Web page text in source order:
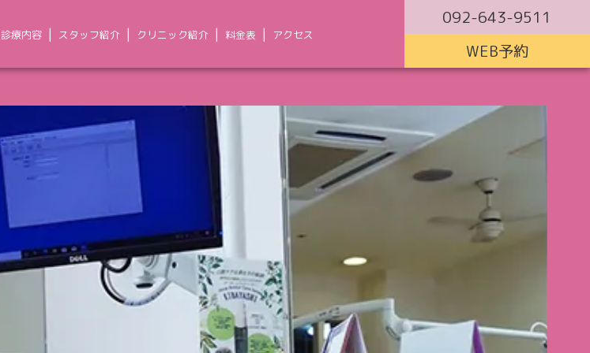
診療内容 スタッフ紹介 クリニック紹介 料金表 アクセス
092-643-9511
WEB予約